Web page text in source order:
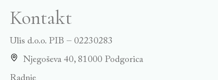
Kontakt
Ulis d.o.o. PIB – 02230283
Njegoševa 40, 81000 Podgorica